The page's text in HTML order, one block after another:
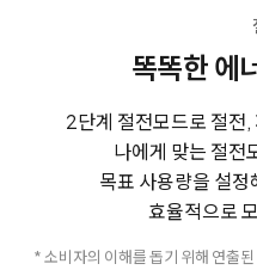
똑똑한 에
2단계 절전모드로 절전
나에게 맞는 절전
목표 사용량을 설
효율적으로
* 소비자의 이해를 돕기 위해 연출